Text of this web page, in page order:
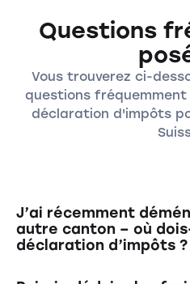
Questions
Vous trouverez ci-
questions
déclaration d'impôts
J’ai récemment
autre canton – où
déclaration d’impôts ?